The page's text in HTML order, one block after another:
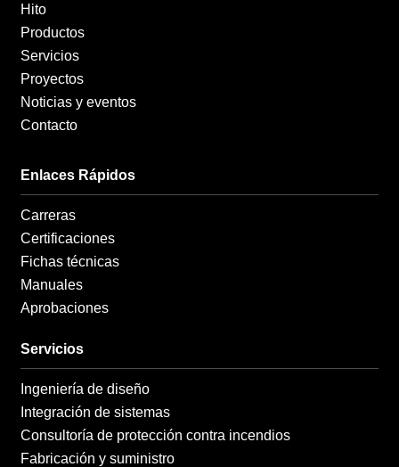
Hito
Productos
Servicios
Proyectos
Noticias y eventos
Contacto
Enlaces Rápidos
Carreras
Certificaciones
Fichas técnicas
Manuales
Aprobaciones
Servicios
Ingeniería de diseño
Integración de sistemas
Consultoría de protección contra incendios
Fabricación y suministro